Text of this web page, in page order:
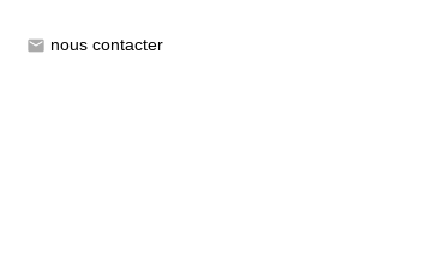
email nous contacter